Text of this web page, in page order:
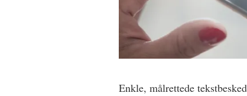
Enkle, målrettede